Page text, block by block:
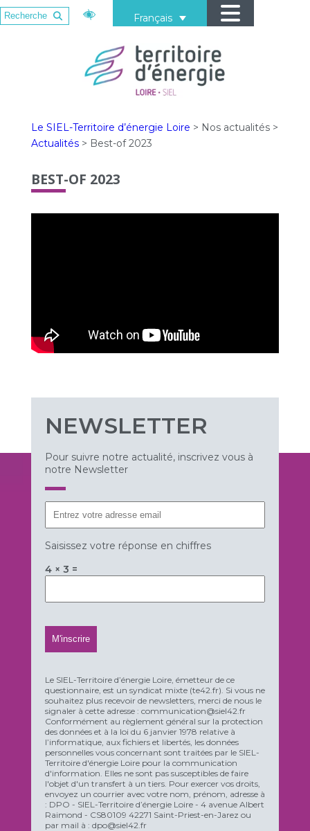
Français
Le SIEL-Territoire d’énergie Loire > Nos actualités>
Actualités > Best-of 2023
BEST-OF 2023
NEWSLETTER
Pour suivre notre actualité, inscrivez vous à
notre Newsletter
Saisissez votre réponse en chiffres
4 × 3 =
Le SIEL-Territoire d’énergie Loire, émetteur de ce
questionnaire, est un syndicat mixte (te42.fr). Si vous ne
souhaitez plus recevoir de newsletters, merci de nous le
signaler à cette adresse : communication@siel42.fr
Conformément au règlement général sur la protection
des données et à la loi du 6 janvier 1978 relative à
l’informatique, aux fichiers et libertés, les données
personnelles vous concernant sont traitées par le SIEL-
Territoire d'énergie Loire pour la communication
d'information. Elles ne sont pas susceptibles de faire
l'objet d'un transfert à un tiers. Pour exercer vos droits,
envoyez un courrier avec votre nom, prénom, adresse à
: DPO - SIEL-Territoire d’énergie Loire - 4 avenue Albert
Raimond - CS80109 42271 Saint-Priest-en-Jarez ou
par mail à : dpo@siel42.fr